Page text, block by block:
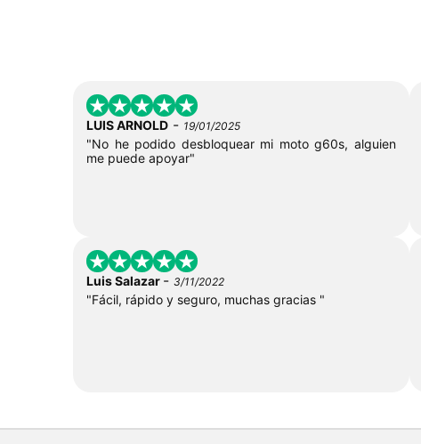
LUIS ARNOLD - 19/01/2025
"No he podido desbloquear mi moto g60s, alguien
me puede apoyar"
Luis Salazar - 3/11/2022
"Fácil, rápido y seguro, muchas gracias "